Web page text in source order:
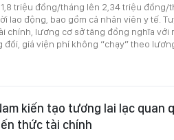
triệu đồng/tháng lên 2,34 triệu đồng/
lao động, bao gồm cả nhân viên y tế.
chính, lương cơ sở tăng đồng nghĩa với
giá viện phí không “chạy” theo
kiến tạo tương lai lạc quan
thức tài chính